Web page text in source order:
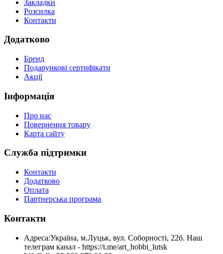
Закладки
Розсилка
Контакти
Додатково
Бренд
Подарункові сертифікати
Акції
Інформація
Про нас
Повернення товару
Карта сайту
Служба підтримки
Контакти
Додатково
Оплата
Партнерська програма
Контакти
Адреса:Україна, м.Луцьк, вул. Соборності, 22б. Наш
телеграм канал - https://t.me/art_hobbi_lutsk